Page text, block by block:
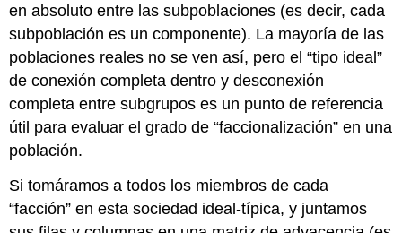
en absoluto entre las subpoblaciones (es decir, cada
subpoblación es un componente). La mayoría de las
poblaciones reales no se ven así, pero el “tipo ideal”
de conexión completa dentro y desconexión
completa entre subgrupos es un punto de referencia
útil para evaluar el grado de “faccionalización” en una
población.
Si tomáramos a todos los miembros de cada
“facción” en esta sociedad ideal-típica, y juntamos